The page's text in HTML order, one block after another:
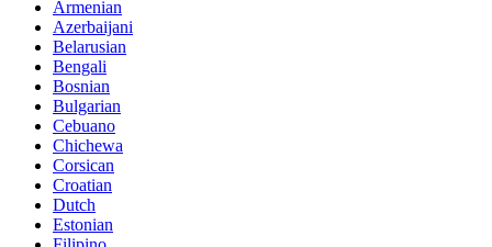
Armenian
Azerbaijani
Belarusian
Bengali
Bosnian
Bulgarian
Cebuano
Chichewa
Corsican
Croatian
Dutch
Estonian